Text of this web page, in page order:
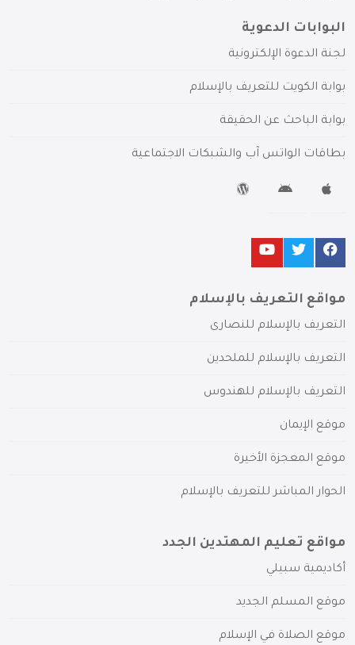
البوابات الدعوية
لجنة الدعوة الإلكترونية
بوابة الكويت للتعريف بالإسلام
بوابة الباحث عن الحقيقة
بطاقات الواتس آب والشبكات الاجتماعية
مواقع التعريف بالإسلام
التعريف بالإسلام للنصارى
التعريف بالإسلام للملحدين
التعريف بالإسلام للهندوس
موقع الإيمان
موقع المعجزة الأخيرة
الحوار المباشر للتعريف بالإسلام
مواقع تعليم المهتدين الجدد
أكاديمية سبيلي
موقع المسلم الجديد
موقع الصلاة في الإسلام